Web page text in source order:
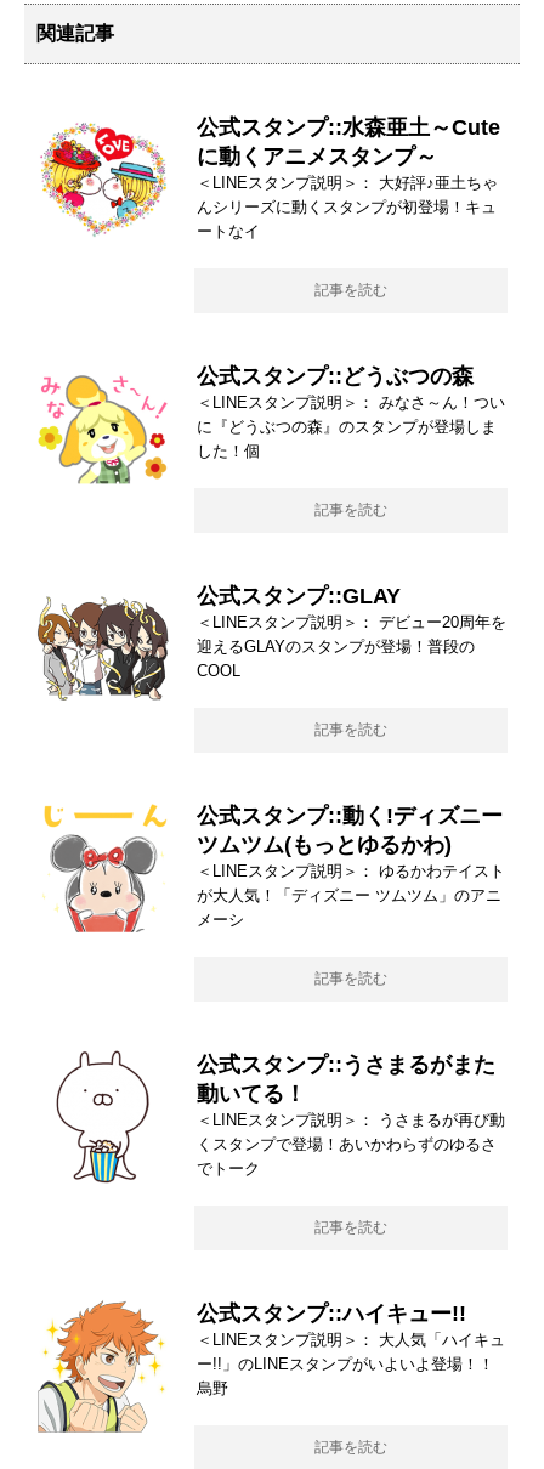
関連記事
公式スタンプ::水森亜土～Cute
に動くアニメスタンプ～
＜LINEスタンプ説明＞： 大好評♪亜土ちゃ
んシリーズに動くスタンプが初登場！キュ
ートなイ
記事を読む
公式スタンプ::どうぶつの森
＜LINEスタンプ説明＞： みなさ～ん！つい
に『どうぶつの森』のスタンプが登場しま
した！個
記事を読む
公式スタンプ::GLAY
＜LINEスタンプ説明＞： デビュー20周年を
迎えるGLAYのスタンプが登場！普段の
COOL
記事を読む
公式スタンプ::動く!ディズニー
ツムツム(もっとゆるかわ)
＜LINEスタンプ説明＞： ゆるかわテイスト
が大人気！「ディズニー ツムツム」のアニ
メーシ
記事を読む
公式スタンプ::うさまるがまた
動いてる！
＜LINEスタンプ説明＞： うさまるが再び動
くスタンプで登場！あいかわらずのゆるさ
でトーク
記事を読む
公式スタンプ::ハイキュー!!
＜LINEスタンプ説明＞： 大人気「ハイキュ
ー!!」のLINEスタンプがいよいよ登場！！
烏野
記事を読む